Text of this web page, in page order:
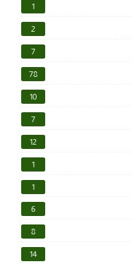
1
2
7
78
10
7
12
1
1
6
8
14